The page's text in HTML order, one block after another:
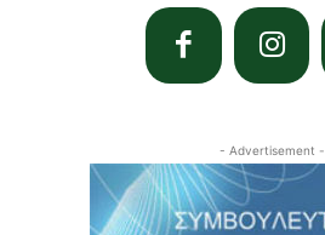
- Advertisement -